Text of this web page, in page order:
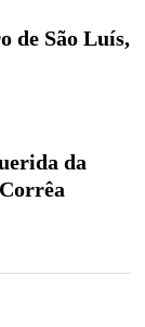
de São Luís,
da